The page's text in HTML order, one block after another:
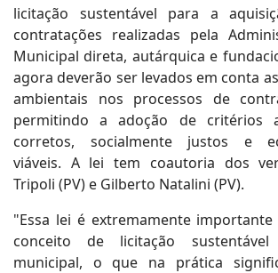
licitação sustentável para a
contratações realizadas pela
Municipal direta, autárquica e
agora deverão ser levados em conta
ambientais nos processos de
permitindo a adoção de critérios
corretos, socialmente justos e
viáveis. A lei tem coautoria dos
Tripoli (PV) e Gilberto Natalini (PV).
"Essa lei é extremamente
conceito de licitação
municipal, o que na prática